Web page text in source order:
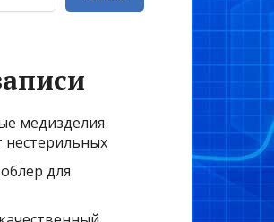
медизделия
нестерильных
для